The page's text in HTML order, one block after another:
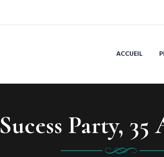
ACCUEIL
Sucess Party, 35